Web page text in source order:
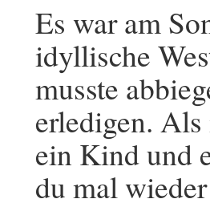
Es war am
idyllische
musste
erledigen.
ein Kind und
du mal